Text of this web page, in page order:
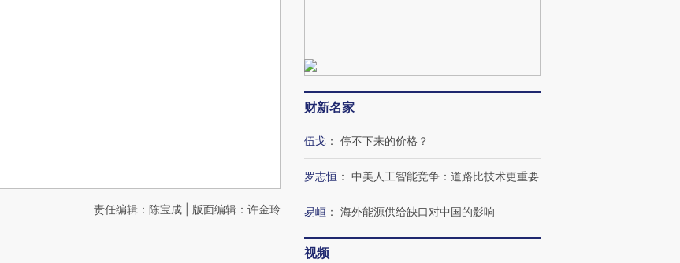
责任编辑：陈宝成 | 版面编辑：许金玲
财新名家
伍戈 ： 停不下来的价格？
罗志恒 ： 中美人工智能竞争：道路比技术更重要
易峘 ： 海外能源供给缺口对中国的影响
视频